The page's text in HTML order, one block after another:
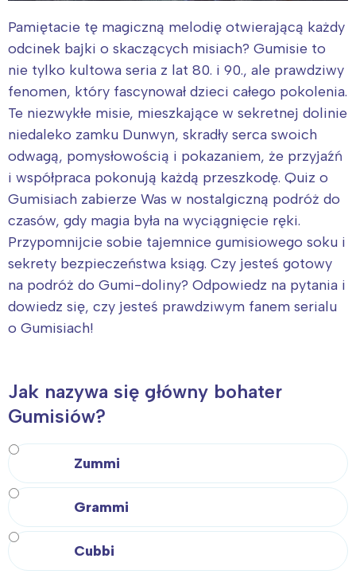
Pamiętacie tę magiczną melodię otwierającą każdy
odcinek bajki o skaczących misiach? Gumisie to
nie tylko kultowa seria z lat 80. i 90., ale prawdziwy
fenomen, który fascynował dzieci całego pokolenia.
Te niezwykłe misie, mieszkające w sekretnej dolinie
niedaleko zamku Dunwyn, skradły serca swoich
odwagą, pomysłowością i pokazaniem, że przyjaźń
i współpraca pokonują każdą przeszkodę. Quiz o
Gumisiach zabierze Was w nostalgiczną podróż do
czasów, gdy magia była na wyciągnięcie ręki.
Przypomnijcie sobie tajemnice gumisiowego soku i
sekrety bezpieczeństwa ksiąg. Czy jesteś gotowy
na podróż do Gumi-doliny? Odpowiedz na pytania i
dowiedz się, czy jesteś prawdziwym fanem serialu
o Gumisiach!
Jak nazywa się główny bohater
Gumisiów?
Zummi
Grammi
Cubbi